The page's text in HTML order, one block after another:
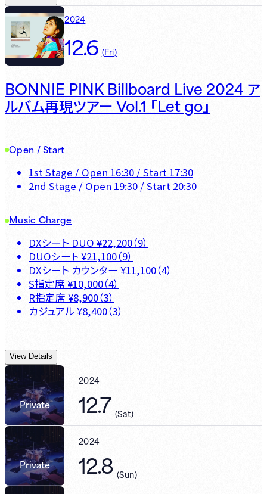
2024
12.6 (Fri)
BONNIE PINK Billboard Live 2024 ア
ルバム再現ツアー Vol.1 「Let go」
Open / Start
1st Stage / Open 16:30 / Start 17:30
2nd Stage / Open 19:30 / Start 20:30
Music Charge
DXシート DUO ¥22,200（9）
DUOシート ¥21,100（9）
DXシート カウンター ¥11,100（4）
S指定席 ¥10,000（4）
R指定席 ¥8,900（3）
カジュアル ¥8,400（3）
View Details
Private
2024
12.7 (Sat)
Private
2024
12.8 (Sun)